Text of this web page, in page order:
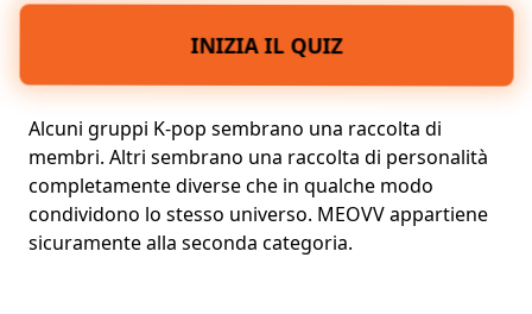
INIZIA IL QUIZ
Alcuni gruppi K-pop sembrano una raccolta di
membri. Altri sembrano una raccolta di personalità
completamente diverseche in qualche modo
condividono lo stesso universo. MEOVV appartiene
sicuramente alla seconda categoria.